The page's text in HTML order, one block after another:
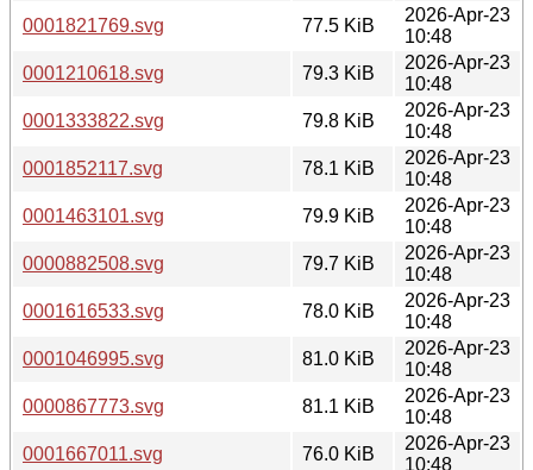
0001821769.svg
77.5 KiB
2026-Apr-23
10:48
0001210618.svg
79.3 KiB
2026-Apr-23
10:48
0001333822.svg
79.8 KiB
2026-Apr-23
10:48
0001852117.svg
78.1 KiB
2026-Apr-23
10:48
0001463101.svg
79.9 KiB
2026-Apr-23
10:48
0000882508.svg
79.7 KiB
2026-Apr-23
10:48
0001616533.svg
78.0 KiB
2026-Apr-23
10:48
0001046995.svg
81.0 KiB
2026-Apr-23
10:48
0000867773.svg
81.1 KiB
2026-Apr-23
10:48
0001667011.svg
76.0 KiB
2026-Apr-23
10:48